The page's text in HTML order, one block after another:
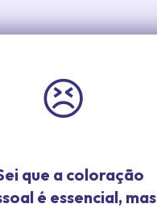
😣
que a coloração
é essencial, mas